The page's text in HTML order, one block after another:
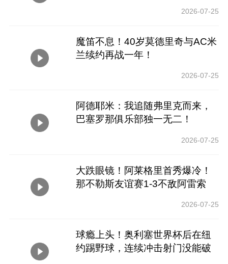
2026-07-25
魔笛不息！40岁莫德里奇与AC米
兰续约再战一年！
2026-07-25
阿德耶米：我追随弗里克而来，
巴塞罗那俱乐部独一无二！
2026-07-25
大跌眼镜！阿莱格里首秀爆冷！
那不勒斯友谊赛1-3不敌阿雷索
2026-07-25
球瘾上头！奥利塞世界杯后在纽
约踢野球，连续冲击射门没能破